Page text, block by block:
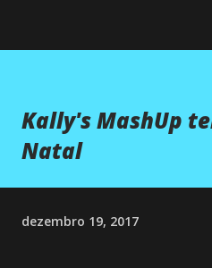
Kally's MashUp
Natal
dezembro 19, 2017